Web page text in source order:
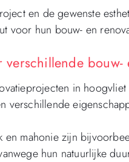
en de gewenste
voor hun bouw- en
verschillende
in
verschillende
en mahonie zijn
hun natuurlijke